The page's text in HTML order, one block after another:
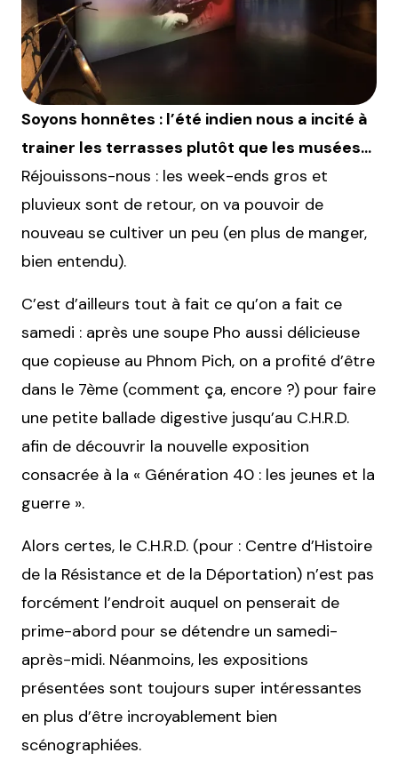
Soyons honnêtes : l’été indien nous a incité à
trainer les terrasses plutôt que les musées…
Réjouissons-nous : les week-ends gros et
pluvieux sont de retour, on va pouvoir de
nouveau se cultiver un peu (en plus de manger,
bien entendu).
C’est d’ailleurs tout à fait ce qu’on a fait ce
samedi : après une soupe Pho aussi délicieuse
que copieuse au Phnom Pich, on a profité d’être
dans le 7ème (comment ça, encore ?) pour faire
une petite ballade digestive jusqu’au C.H.R.D.
afin de découvrir la nouvelle exposition
consacrée à la « Génération 40 : les jeunes et la
guerre ».
Alors certes, le C.H.R.D. (pour : Centre d’Histoire
de la Résistance et de la Déportation) n’est pas
forcément l’endroit auquel on penserait de
prime-abord pour se détendre un samedi-
après-midi. Néanmoins, les expositions
présentées sont toujours super intéressantes
en plus d’être incroyablement bien
scénographiées.